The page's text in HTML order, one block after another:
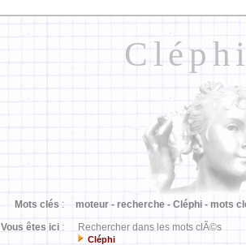
Mots clés : moteur - recherche - Cléphi - mots
Vous êtes ici : Rechercher dans les mots clÃ©s
Cléphi